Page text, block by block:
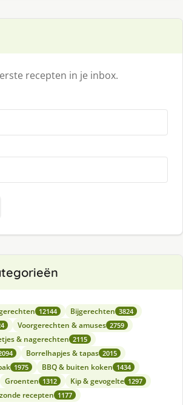
recepten in je inbox.
12144 Bijgerechten 3824
Voorgerechten & amuses 2759
& nagerechten 2115
Borrelhapjes & tapas 2015
1975 BBQ & buiten koken 1434
Groenten 1312 Kip & gevogelte 1297
recepten 1177